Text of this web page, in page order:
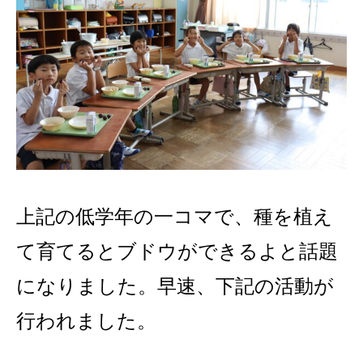
上記の低学年の一コマで、種を植え
て育てるとブドウができるよと話題
になりました。早速、下記の活動が
行われました。